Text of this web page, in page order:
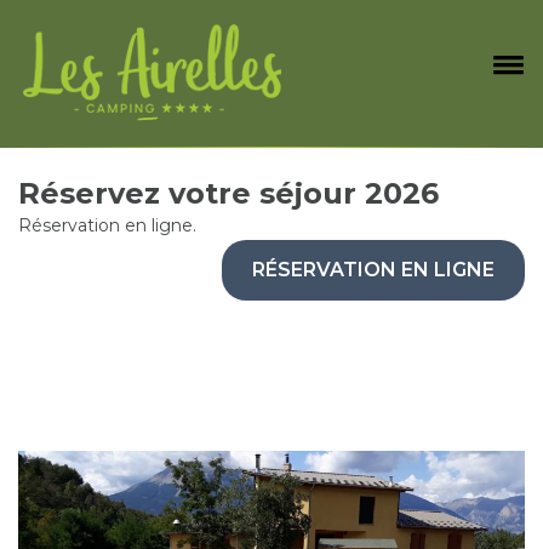
Réservez votre séjour 2026
Réservation en ligne.
RÉSERVATION EN LIGNE